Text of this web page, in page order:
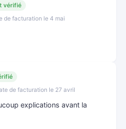
vérifié
de facturation le 4 mai
de facturation le 27 avril
explications avant la